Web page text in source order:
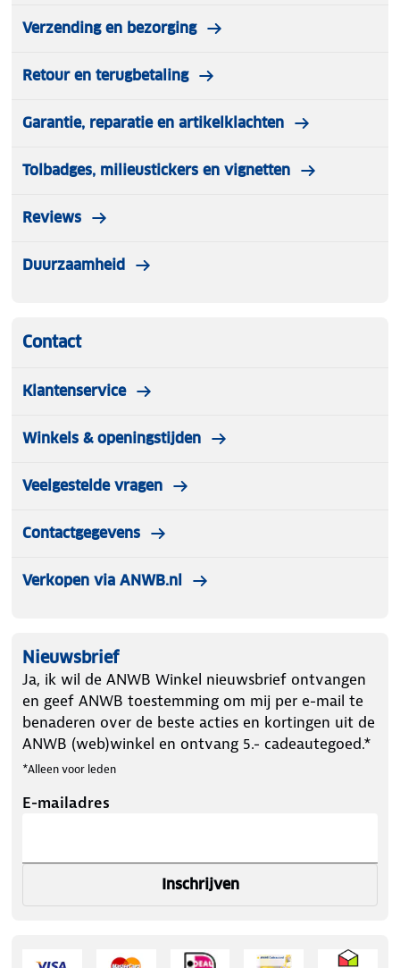
Verzending en bezorging
Retour en terugbetaling
Garantie, reparatie en artikelklachten
Tolbadges, milieustickers en vignetten
Reviews
Duurzaamheid
Contact
Klantenservice
Winkels & openingstijden
Veelgestelde vragen
Contactgegevens
Verkopen via ANWB.nl
Nieuwsbrief
Ja, ik wil de ANWB Winkel nieuwsbrief ontvangen
en geef ANWB toestemming om mij per e-mail te
benaderen over de beste acties en kortingen uit de
ANWB (web)winkel en ontvang 5.- cadeautegoed.*
*Alleen voor leden
E-mailadres
Inschrijven